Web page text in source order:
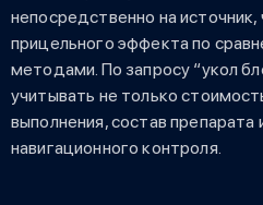
непосредственно на
прицельного эффекта по
методами. По запросу “укол
учитывать не только
выполнения, состав
навигационного контроля.